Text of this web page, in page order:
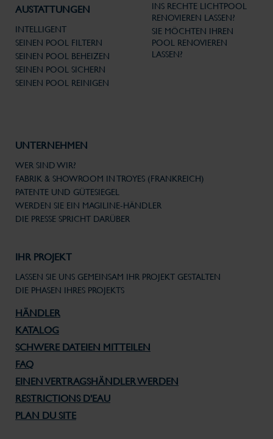
AUSTATTUNGEN
INTELLIGENT
SEINEN POOL FILTERN
SEINEN POOL BEHEIZEN
SEINEN POOL SICHERN
SEINEN POOL REINIGEN
INS RECHTE LICHTPOOL
RENOVIEREN LASSEN?
SIE MÖCHTEN IHREN
POOL RENOVIEREN
LASSEN?
UNTERNEHMEN
WER SIND WIR?
FABRIK & SHOWROOM IN TROYES (FRANKREICH)
PATENTE UND GÜTESIEGEL
WERDEN SIE EIN MAGILINE-HÄNDLER
DIE PRESSE SPRICHT DARÜBER
IHR PROJEKT
LASSEN SIE UNS GEMEINSAM IHR PROJEKT GESTALTEN
DIE PHASEN IHRES PROJEKTS
HÄNDLER
KATALOG
SCHWERE DATEIEN MITTEILEN
FAQ
EINEN VERTRAGSHÄNDLER WERDEN
RESTRICTIONS D'EAU
PLAN DU SITE